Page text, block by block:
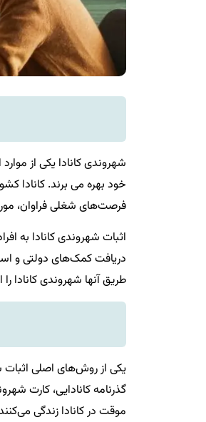
شهروندی کانادا یکی از
خود بهره می برند. کانادا
فرصت‌های شغلی فراوان،
اثبات شهروندی کانادا به
دریافت کمک‌های دولتی و
طریق آنها شهروندی کانادا را
یکی از روش‌های اصلی اثبات
گذرنامه کانادایی، کارت
موقت در کانادا زندگی